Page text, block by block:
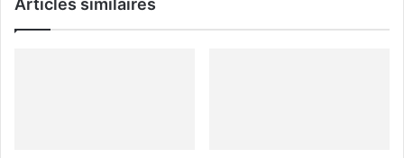
Articles similaires